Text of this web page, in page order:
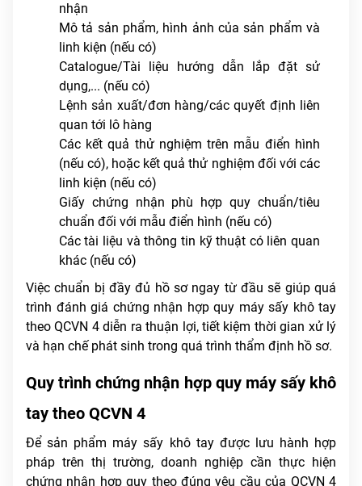
nhận
Mô tả sản phẩm, hình ảnh của sản phẩm và
linh kiện (nếu có)
Catalogue/Tài liệu hướng dẫn lắp đặt sử
dụng,... (nếu có)
Lệnh sản xuất/đơn hàng/các quyết định liên
quan tới lô hàng
Các kết quả thử nghiệm trên mẫu điển hình
(nếu có), hoặc kết quả thử nghiệm đối với các
linh kiện (nếu có)
Giấy chứng nhận phù hợp quy chuẩn/tiêu
chuẩn đối với mẫu điển hình (nếu có)
Các tài liệu và thông tin kỹ thuật có liên quan
khác (nếu có)
Việc chuẩn bị đầy đủ hồ sơ ngay từ đầu sẽ giúp quá
trình đánh giá chứng nhận hợp quy máy sấy khô tay
theo QCVN 4 diễn ra thuận lợi, tiết kiệm thời gian xử lý
và hạn chế phát sinh trong quá trình thẩm định hồ sơ.
Quy trình chứng nhận hợp quy máy sấy khô
tay theo QCVN 4
Để sản phẩm máy sấy khô tay được lưu hành hợp
pháp trên thị trường, doanh nghiệp cần thực hiện
chứng nhận hợp quy theo đúng yêu cầu của QCVN 4